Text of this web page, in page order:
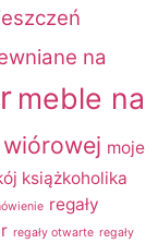
na
meble na
moje
książkoholika
regały
regały otwarte regały